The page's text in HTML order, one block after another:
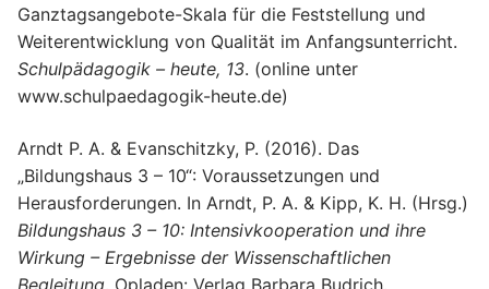
Ganztagsangebote-Skala für die Feststellung und
Weiterentwicklung von Qualität im Anfangsunterricht.
Schulpädagogik – heute, 13. (online unter
www.schulpaedagogik-heute.de)
Arndt P. A. & Evanschitzky, P. (2016). Das
„Bildungshaus 3 – 10“: Voraussetzungen und
Herausforderungen. In Arndt, P. A. & Kipp, K. H. (Hrsg.)
Bildungshaus 3 – 10: Intensivkooperation und ihre
Wirkung – Ergebnisse der Wissenschaftlichen
Begleitung. Opladen: Verlag Barbara Budrich.